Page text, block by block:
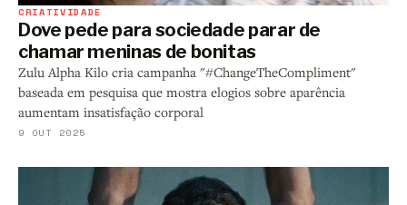
CRIATIVIDADE
Dove pede para sociedade parar de
chamar meninas de bonitas
Zulu Alpha Kilo cria campanha "#ChangeTheCompliment"
baseada em pesquisa que mostra elogios sobre aparência
aumentam insatisfação corporal
9 OUT 2025